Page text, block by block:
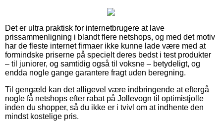
Det er ultra praktisk for internetbrugere at lave
prissammenligning i blandt flere netshops, og med det motiv
har de fleste internet firmaer ikke kunne lade være med at
formindske priserne på specielt deres bedst i test produkter
– til juniorer, og samtidig også til voksne – betydeligt, og
endda nogle gange garantere fragt uden beregning.
Til gengæld kan det alligevel være indbringende at eftergå
nogle få netshops efter rabat på Jollevogn til optimistjolle
inden du shopper, så du ikke er i tvivl om at indhente den
mindst kostelige pris.